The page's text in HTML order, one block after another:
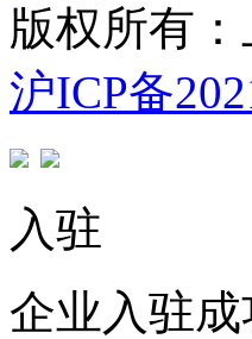
版权所有
沪ICP备
入驻
企业入驻